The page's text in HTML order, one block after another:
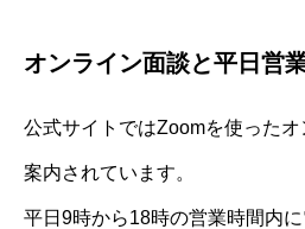
オンライン面談と平日営
公式サイトではZoomを使った
案内されています。
平日9時から18時の営業時間内